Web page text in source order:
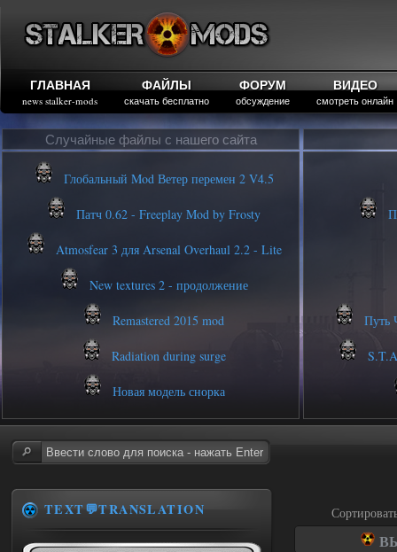
ГЛАВНАЯ
news stalker-mods
ФАЙЛЫ
скачать бесплатно
ФОРУМ
обсуждение
ВИДЕО
смотреть онлайн
Случайные файлы с нашего сайта
Глобальный Mod Ветер перемен 2 V4.5
Патч 0.62 - Freeplay Mod by Frosty
Atmosfear 3 для Arsenal Overhaul 2.2 - Lite
New textures 2 - продолжение
Remastered 2015 mod
Radiation during surge
Новая модель снорка
Путь
TEXT💬TRANSLATION